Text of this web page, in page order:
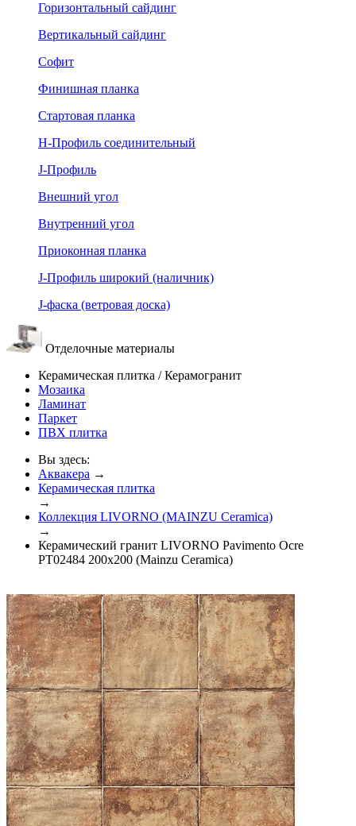
Горизонтальный сайдинг
Вертикальный сайдинг
Софит
Финишная планка
Стартовая планка
Н-Профиль соединительный
J-Профиль
Внешний угол
Внутренний угол
Приоконная планка
J-Профиль широкий (наличник)
J-фаска (ветровая доска)
Отделочные материалы
Керамическая плитка / Керамогранит
Мозаика
Ламинат
Паркет
ПВХ плитка
Вы здесь:
Аквакера →
Керамическая плитка
→
Коллекция LIVORNO (MAINZU Ceramica)
→
Керамический гранит LIVORNO Pavimento Ocre
PT02484 200x200 (Mainzu Ceramica)